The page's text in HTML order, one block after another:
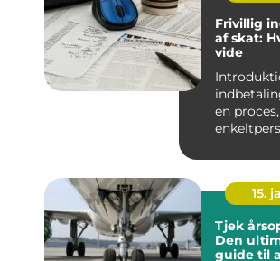
Frivillig
af skat:
vide
Introduktion
en
15.
Tjek
Den
guide til